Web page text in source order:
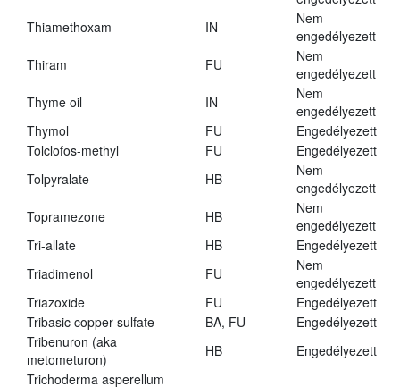
Thiamethoxam
IN
Nem
engedélyezett
Thiram
FU
Nem
engedélyezett
Thyme oil
IN
Nem
engedélyezett
Thymol
FU
Engedélyezett
Tolclofos-methyl
FU
Engedélyezett
Tolpyralate
HB
Nem
engedélyezett
Topramezone
HB
Nem
engedélyezett
Tri-allate
HB
Engedélyezett
Triadimenol
FU
Nem
engedélyezett
Triazoxide
FU
Engedélyezett
Tribasic copper sulfate
BA, FU
Engedélyezett
Tribenuron (aka
metometuron)
HB
Engedélyezett
Trichoderma asperellum